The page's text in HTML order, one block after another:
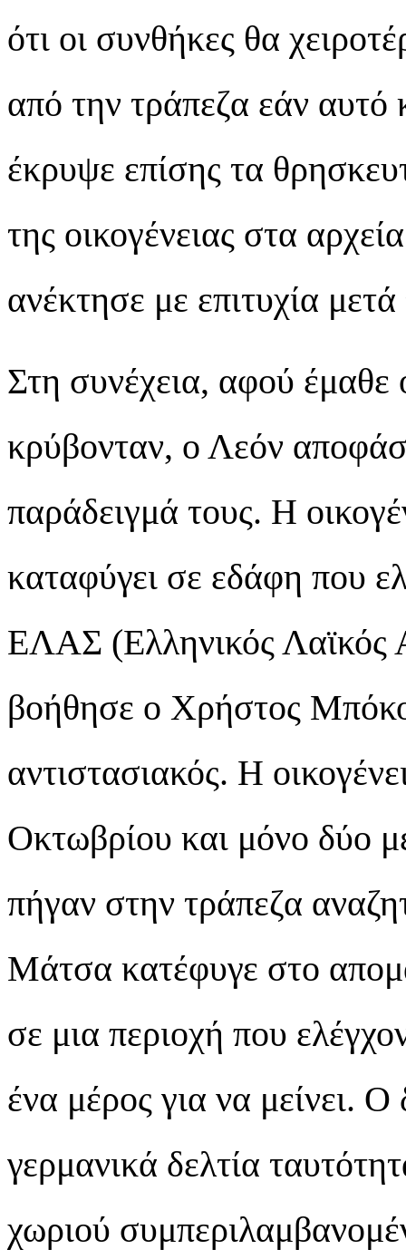
ότι οι συνθήκες θα
από την τράπεζα εάν
έκρυψε επίσης τα
της οικογένειας στα
ανέκτησε με επιτυχία
Στη συνέχεια, αφού έμαθε
κρύβονταν, ο Λεόν
παράδειγμά τους. Η
καταφύγει σε εδάφη που
ΕΛΑΣ (Ελληνικός Λαϊκός
βοήθησε ο Χρήστος
αντιστασιακός. Η
Οκτωβρίου και μόνο δύο
πήγαν στην τράπεζα
Μάτσα κατέφυγε στο
σε μια περιοχή που
ένα μέρος για να μείνει.
γερμανικά δελτία
χωριού